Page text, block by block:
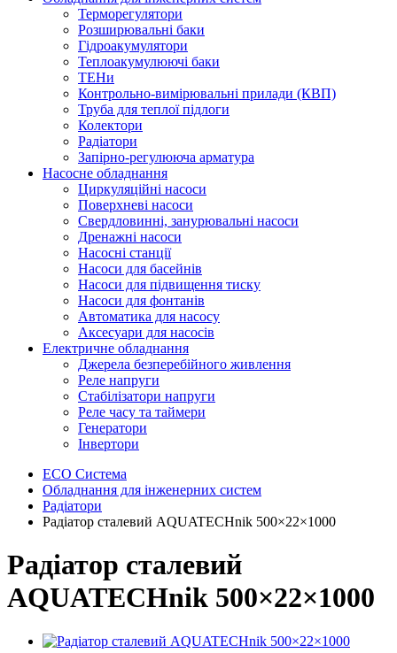
Терморегулятори
Розширювальні баки
Гідроакумулятори
Теплоакумулюючі баки
ТЕНи
Контрольно-вимірювальні прилади (КВП)
Труба для теплої підлоги
Колектори
Радіатори
Запірно-регулююча арматура
Насосне обладнання
Циркуляційні насоси
Поверхневі насоси
Свердловинні, занурювальні насоси
Дренажні насоси
Насосні станції
Насоси для басейнів
Насоси для підвищення тиску
Насоси для фонтанів
Автоматика для насосу
Аксесуари для насосів
Електричне обладнання
Джерела безперебійного живлення
Реле напруги
Стабілізатори напруги
Реле часу та таймери
Генератори
Інвертори
ECO Система
Обладнання для інженерних систем
Радіатори
Радіатор сталевий AQUATECHnik 500×22×1000
Радіатор сталевий
AQUATECHnik 500×22×1000